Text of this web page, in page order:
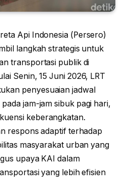
Api Indonesia (Persero)
langkah strategis untuk
transportasi publik di
Senin, 15 Juni 2026, LRT
penyesuaian jadwal
jam-jam sibuk pagi hari,
keberangkatan.
respons adaptif terhadap
masyarakat urban yang
upaya KAI dalam
yang lebih efisien